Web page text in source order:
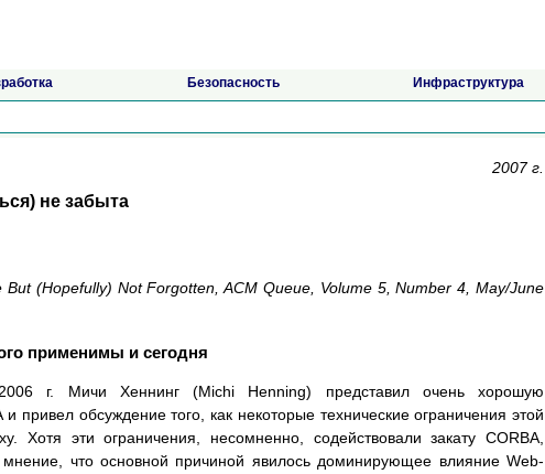
Безопасность Инфраструктура
2007 г.
не забыта
(Hopefully) Not Forgotten, ACM Queue, Volume 5, Number 4, May/June
применимы и сегодня
г. Мичи Хеннинг (Michi Henning) представил очень хорошую
привел обсуждение того, как некоторые технические ограничения этой
Хотя эти ограничения, несомненно, содействовали закату CORBA,
что основной причиной явилось доминирующее влияние Web-